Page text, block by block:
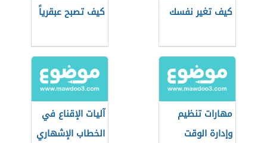
كيف تغير نفسك كيف تصبح عبقرياً
مهارات تنظيم
وإدارة الوقت
آليات الإقناع في
الخطاب الإشهاري